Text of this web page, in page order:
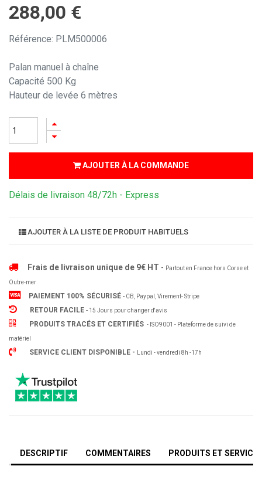
288,00 €
Référence: PLM500006
Palan manuel à chaîne
Capacité 500 Kg
Hauteur de levée 6 mètres
AJOUTER À LA COMMANDE
Délais de livraison 48/72h - Express
AJOUTER À LA LISTE DE PRODUIT HABITUELS
Frais de livraison unique de 9€ HT - Partout en France hors Corse et
Outre-mer
PAIEMENT 100% SÉCURISÉ - CB, Paypal, Virement- Stripe
RETOUR FACILE - 15 Jours pour changer d'avis
PRODUITS TRACÉS ET CERTIFIÉS - ISO9001 - Plateforme de suivi de
matériel
SERVICE CLIENT DISPONIBLE - Lundi - vendredi 8h -17h
DESCRIPTIF COMMENTAIRES PRODUITS ET